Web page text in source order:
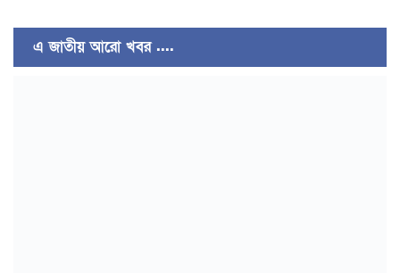
এ জাতীয় আরো খবর ....